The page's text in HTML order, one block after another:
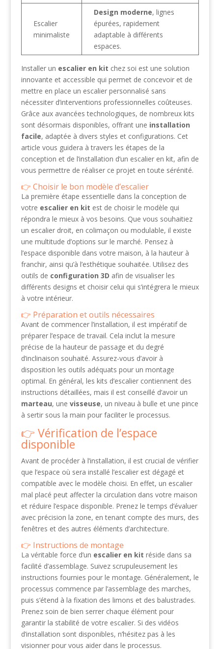
Escalier
minimaliste
Design moderne, lignes
épurées, rapidement
adaptable à différents
espaces.
Installer un escalier en kit chez soi est une solution
innovante et accessible qui permet de concevoir et de
mettre en place un escalier personnalisé sans
nécessiter d’interventions professionnelles coûteuses.
Grâce aux avancées technologiques, de nombreux kits
sont désormais disponibles, offrant une installation
facile, adaptée à divers styles et configurations. Cet
article vous guidera à travers les étapes de la
conception et de l’installation d’un escalier en kit, afin de
vous permettre de réaliser ce projet en toute sérénité.
Choisir le bon modèle d’escalier
La première étape essentielle dans la conception de
votre escalier en kit est de choisir le modèle qui
répondra le mieux à vos besoins. Que vous souhaitiez
un escalier droit, en colimaçon ou modulable, il existe
une multitude d’options sur le marché. Pensez à
l’espace disponible dans votre maison, à la hauteur à
franchir, ainsi qu’à l’esthétique souhaitée. Utilisez des
outils de configuration 3D afin de visualiser les
différents designs et choisir celui qui s’intégrera le mieux
à votre intérieur.
Préparation et outils nécessaires
Avant de commencer l’installation, il est impératif de
préparer l’espace de travail. Cela inclut la mesure
précise de la hauteur de passage et du degré
d’inclinaison souhaité. Assurez-vous d’avoir à
disposition les outils adéquats pour un montage
optimal. En général, les kits d’escalier contiennent des
instructions détaillées, mais il est conseillé d’avoir un
marteau, une visseuse, un niveau à bulle et une pince
à sertir sous la main pour faciliter le processus.
Vérification de l’espace
disponible
Avant de procéder à l’installation, il est crucial de vérifier
que l’espace où sera installé l’escalier est dégagé et
compatible avec le modèle choisi. En effet, un escalier
mal placé peut affecter la circulation dans votre maison
et réduire l’espace disponible. Prenez le temps d’évaluer
avec précision la zone, en tenant compte des murs, des
fenêtres et des autres éléments d’architecture.
Instructions de montage
La véritable force d’un escalier en kit réside dans sa
facilité d’assemblage. Suivez scrupuleusement les
instructions fournies pour le montage. Généralement, le
processus commence par l’assemblage des marches,
puis s’étend à la fixation des limons et des balustrades.
Prenez soin de bien serrer chaque élément pour
garantir la stabilité de votre escalier. Si des vidéos
d’installation sont disponibles, n’hésitez pas à les
visionner pour vous aider dans le processus.